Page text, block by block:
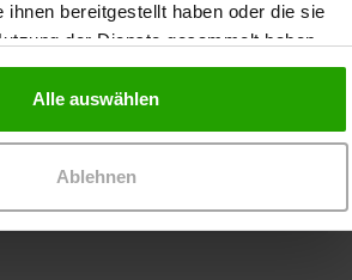
ihnen bereitgestellt haben oder die sie
der Dienste gesammelt haben.
Alle auswählen
Ablehnen
Apothekerkammern,
Großhändler und
unterwegs. Ihre
sind alles rund um die Haut,